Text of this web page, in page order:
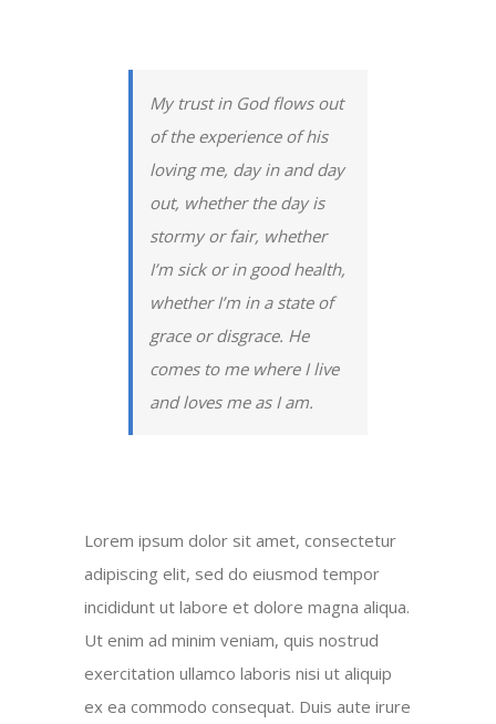
My trust in God flows out
of the experience of his
loving me, day in and day
out, whether the day is
stormy or fair, whether
I’m sick or in good health,
whether I’m in a state of
grace or disgrace. He
comes to me where I live
and loves me as I am.
Lorem ipsum dolor sit amet, consectetur
adipiscing elit, sed do eiusmod tempor
incididunt ut labore et dolore magna aliqua.
Ut enim ad minim veniam, quis nostrud
exercitation ullamco laboris nisi ut aliquip
ex ea commodo consequat. Duis aute irure